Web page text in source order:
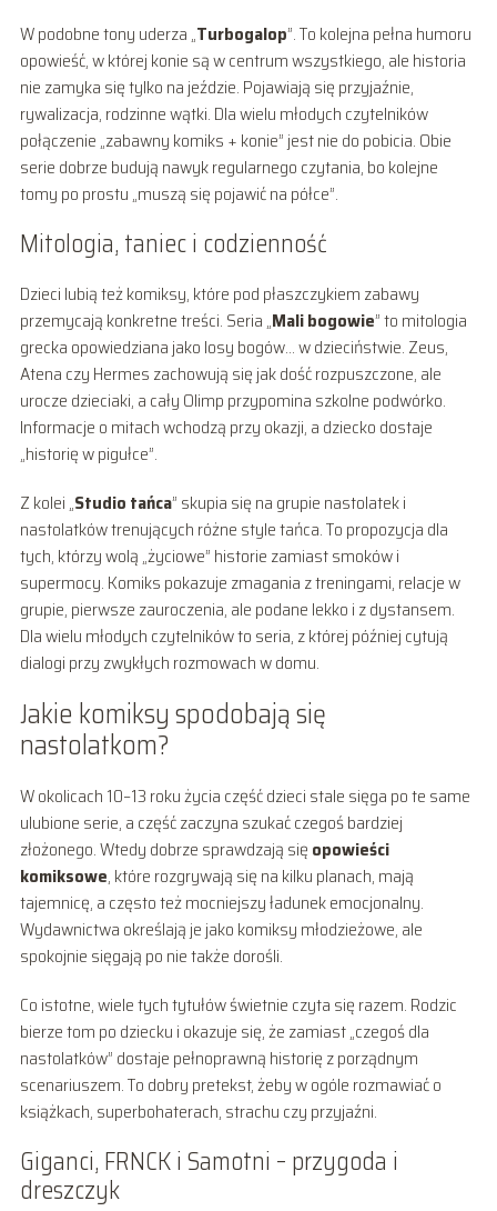
W podobne tony uderza „Turbogalop”. To kolejna pełna humoru
opowieść, w której konie są w centrum wszystkiego, ale historia
nie zamyka się tylko na jeździe. Pojawiają się przyjaźnie,
rywalizacja, rodzinne wątki. Dla wielu młodych czytelników
połączenie „zabawny komiks + konie” jest nie do pobicia. Obie
serie dobrze budują nawyk regularnego czytania, bo kolejne
tomy po prostu „muszą się pojawić na półce”.
Mitologia, taniec i codzienność
Dzieci lubią też komiksy, które pod płaszczykiem zabawy
przemycają konkretne treści. Seria „Mali bogowie” to mitologia
grecka opowiedziana jako losy bogów… w dzieciństwie. Zeus,
Atena czy Hermes zachowują się jak dość rozpuszczone, ale
urocze dzieciaki, a cały Olimp przypomina szkolne podwórko.
Informacje o mitach wchodzą przy okazji, a dziecko dostaje
„historię w pigułce”.
Z kolei „Studio tańca” skupia się na grupie nastolatek i
nastolatków trenujących różne style tańca. To propozycja dla
tych, którzy wolą „życiowe” historie zamiast smoków i
supermocy. Komiks pokazuje zmagania z treningami, relacje w
grupie, pierwsze zauroczenia, ale podane lekko i z dystansem.
Dla wielu młodych czytelników to seria, z której później cytują
dialogi przy zwykłych rozmowach w domu.
Jakie komiksy spodobają się
nastolatkom?
W okolicach 10–13 roku życia część dzieci stale sięga po te same
ulubione serie, a część zaczyna szukać czegoś bardziej
złożonego. Wtedy dobrze sprawdzają się opowieści
komiksowe, które rozgrywają się na kilku planach, mają
tajemnicę, a często też mocniejszy ładunek emocjonalny.
Wydawnictwa określają je jako komiksy młodzieżowe, ale
spokojnie sięgają po nie także dorośli.
Co istotne, wiele tych tytułów świetnie czyta się razem. Rodzic
bierze tom po dziecku i okazuje się, że zamiast „czegoś dla
nastolatków” dostaje pełnoprawną historię z porządnym
scenariuszem. To dobry pretekst, żeby w ogóle rozmawiać o
książkach, superbohaterach, strachu czy przyjaźni.
Giganci, FRNCK i Samotni – przygoda i
dreszczyk